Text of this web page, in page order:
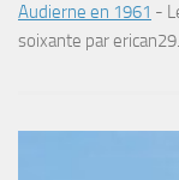
Audierne en 1961 -
soixante par